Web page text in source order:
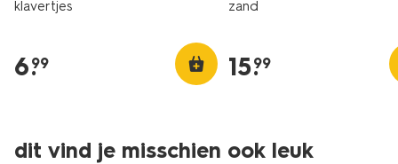
klavertjes
6.
99
zand
15.
99
dit vind je misschien ook leuk